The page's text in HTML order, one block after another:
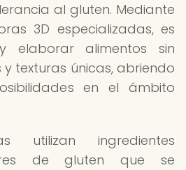
al gluten. Mediante
3D especializadas, es
elaborar alimentos sin
texturas únicas, abriendo
en el ámbito
utilizan ingredientes
de gluten que se